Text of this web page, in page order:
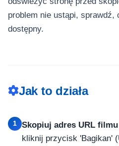
problem nie ustąpi, sprawdź,
dostępny.
Jak to działa
1 Skopiuj adres URL
kliknij przycisk 'Bagikan'